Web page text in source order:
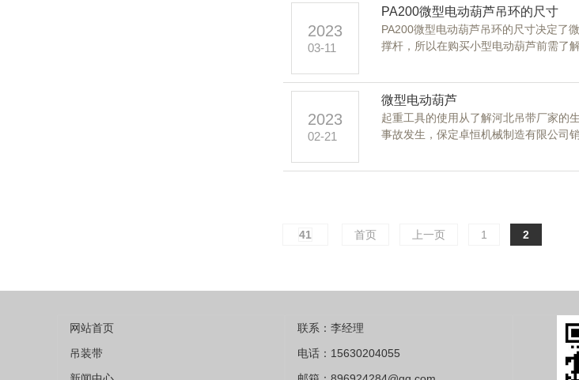
螺丝的现象，此时胡乱的使用会出现固
2.除去吊环尺寸不合适以外，还会出现
2023
03-11
PA200微型电动葫芦吊环的尺寸
PA200微型电动葫芦吊环的尺寸决定了
撑杆，所以在购买小型电动葫芦前需了
可放置的支撑杆的尺寸宽度在4.7厘米高
2023
02-21
微型电动葫芦
起重工具的使用从了解河北吊带厂家的
事故发生，保定卓恒机械制造有限公司
41 首页 上一页 1 2
网站首页
吊装带
联系：李经理
电话：15630204055